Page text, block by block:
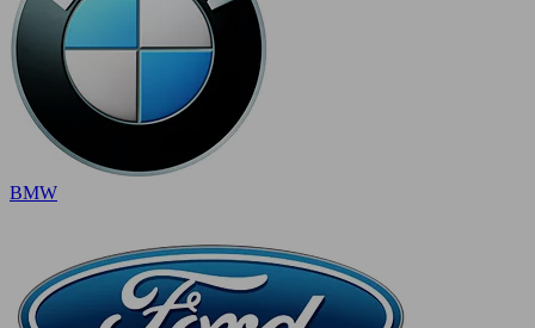
BMW